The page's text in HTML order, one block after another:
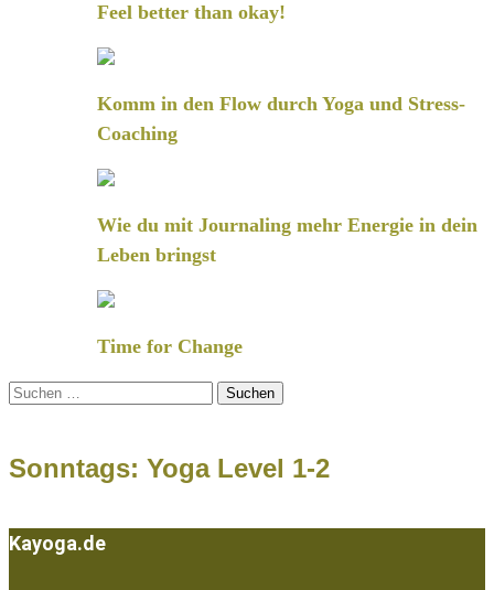
Feel better than okay!
Komm in den Flow durch Yoga und Stress-
Coaching
Wie du mit Journaling mehr Energie in dein
Leben bringst
Time for Change
Suchen
nach:
Sonntags: Yoga Level 1-2
Kayoga.de